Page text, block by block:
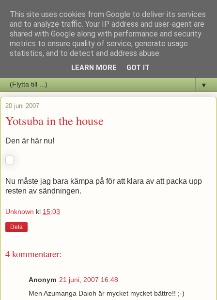
Staffars Seriers Blog
Vi skriver om serienyheter av alla de slag samt om vad som sker i
▼
20 juni 2007
Yotsuba in the house
Den är här nu!
Nu måste jag bara kämpa på för att klara av att packa upp
resten av sändningen.
Unknown kl 15:03
Dela
4 kommentarer:
Anonym 21 juni, 2007 16:48
Men Azumanga Daioh är mycket mycket bättre!! ;-)
This site uses cookies from Google to deliver its services
and to analyze traffic. Your IP address and user-agent are
shared with Google along with performance and security
metrics to ensure quality of service, generate usage
statistics, and to detect and address abuse.
LEARN MORE GOT IT